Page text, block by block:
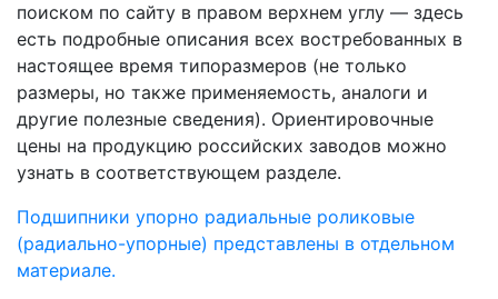
поиском по сайту в правом верхнем углу — здесь
есть подробные описания всех востребованных в
настоящее время типоразмеров (не только
размеры, но также применяемость, аналоги и
другие полезные сведения). Ориентировочные
цены на продукцию российских заводов можно
узнать в соответствующем разделе.
Подшипники упорно радиальные роликовые
(радиально-упорные) представлены в отдельном
материале.